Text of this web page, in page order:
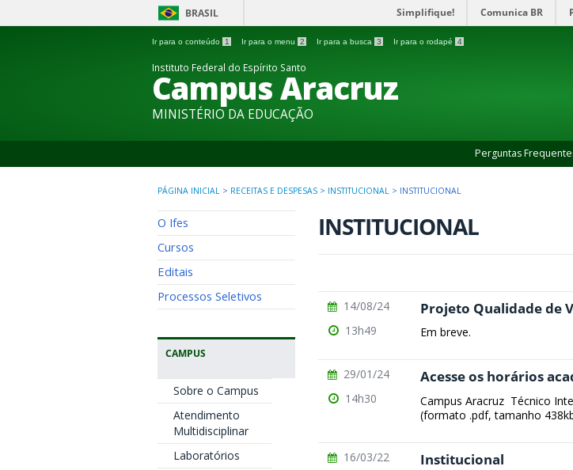
BRASIL Simplifique! Comunica BR
Ir para o conteúdo 1 Ir para o menu 2 Ir para a busca 3 Ir para o rodapé 4
Instituto Federal do Espírito Santo
Campus Aracruz
MINISTÉRIO DA EDUCAÇÃO
Perguntas
PÁGINA INICIAL > RECEITAS E DESPESAS > INSTITUCIONAL > INSTITUCIONAL
O Ifes
Cursos
Editais
Processos Seletivos
CAMPUS
Sobre o Campus
Atendimento
Multidisciplinar
Laboratórios
INSTITUCIONAL
Projeto Qualidade de
Em breve.
14/08/24
13h49
Acesse os horários
Campus Aracruz Técnico
(formato .pdf, tamanho
29/01/24
14h30
Institucional
16/03/22